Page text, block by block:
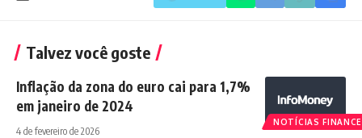
Talvez você goste
NOTÍCIAS
Inflação da zona do euro cai para 1,7%
em janeiro de 2024
4 de fevereiro de 2026